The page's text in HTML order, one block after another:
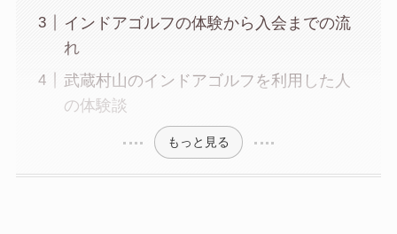
インドアゴルフの体験から入会までの流
れ
武蔵村山のインドアゴルフを利用した人
の体験談
もっと見る